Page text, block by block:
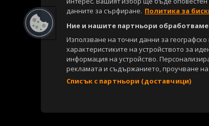
данните за сърфиране. Политика за
Ние и нашите партньори
Използване на точни данни за
характеристиките на устройството за
информация на устройство.
рекламата и съдържанието, проучване
Списък с партньори (доставчици)